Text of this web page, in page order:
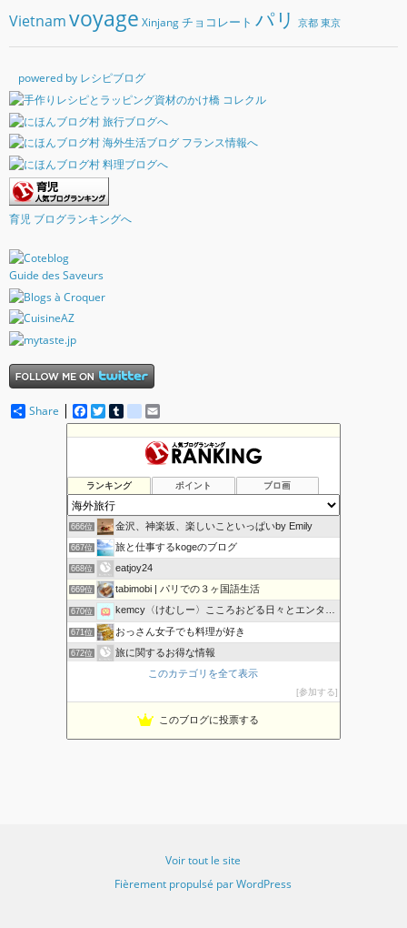
Vietnamvoyage Xinjang チョコレート パリ 京都 東京
powered by レシピブログ
育児 ブログランキングへ
Guide des Saveurs
Share
F
a
c
o
o
k
T
w
i
e
r
T
u
m
r
d
e
l
o
u
s
m
a
i
l
ランキング ポイント ブロ画
ロシアの落日 Падение России
一読一喜
664位 Hello!! from Tokyo.
665位
666位 金沢、神楽坂、楽しいこといっぱいby Emily
667位 旅と仕事するkogeのブログ
668位 eatjoy24
669位 tabimobi | パリでの３ヶ国語生活
670位 kemcy〈けむしー〉こころおどる日々とエンターテインメント
671位 おっさん女子でも料理が好き
672位 旅に関するお得な情報
南アフリカ・タウンシップで生活！
旅行・航空券のリンク集
676位
このカテゴリを全て表示
参加する
このブログに投票する
Voir tout le site
Fièrement propulsé par WordPress